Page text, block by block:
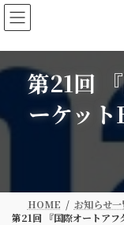
コ
ン
ン
ツ
キ
ナ
ビ
ー
シ
に
第21回
ーケッ
HOME お知らせ一
第21回 『国際オートア